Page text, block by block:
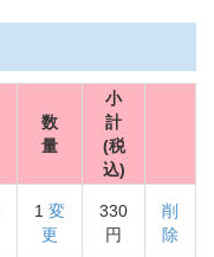
数
量
小
計
(税
込)
1 変
更
330
円
削
除